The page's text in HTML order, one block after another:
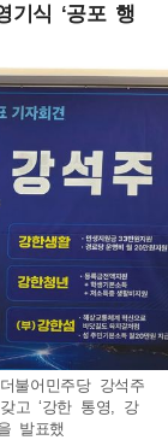
기식 ‘공포 행
불어민주당 강석주
고 ‘강한 통영, 강
발표했